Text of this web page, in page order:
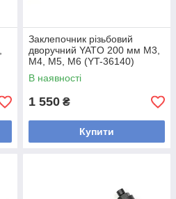
Заклепочник різьбовий
дворучний YATO 200 мм M3,
M4, M5, M6 (YT-36140)
В наявності
1 550 ₴
Купити